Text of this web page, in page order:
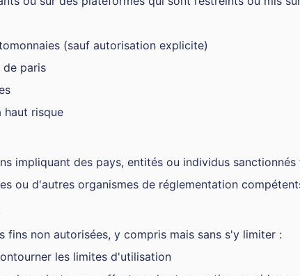
(sauf autorisation explicite)
de paris
haut risque
impliquant des pays, entités ou individus
ou d'autres organismes de réglementation
fins non autorisées, y compris mais sans s'y limiter :
les limites d'utilisation